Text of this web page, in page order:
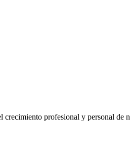
profesional y personal de